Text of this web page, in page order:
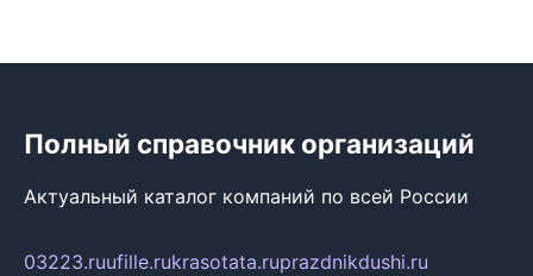
Полный справочник организаций
Актуальный каталог компаний по всей России
03223.ruufille.rukrasotata.ruprazdnikdushi.ru